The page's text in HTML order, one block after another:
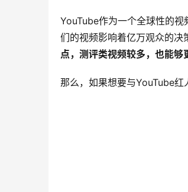
YouTube作为一个全球性的
们的视频影响着亿万观众的决
点，测评类视频较多，也能够
那么，如果想要与YouTube红